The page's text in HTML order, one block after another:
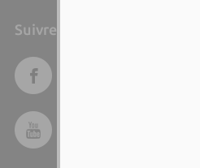
Suivre l'Università di Corsica